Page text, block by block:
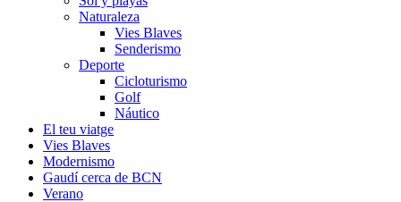
Naturaleza
Vies Blaves
Senderismo
Deporte
Cicloturismo
Golf
Náutico
El teu viatge
Vies Blaves
Modernismo
Gaudí cerca de BCN
Verano